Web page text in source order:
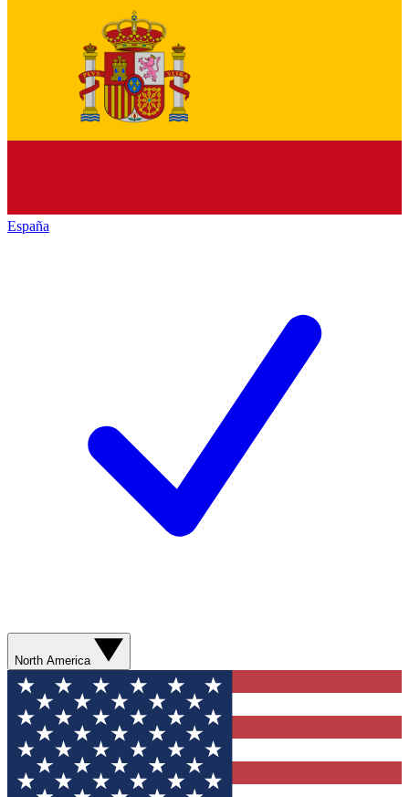
España
North America